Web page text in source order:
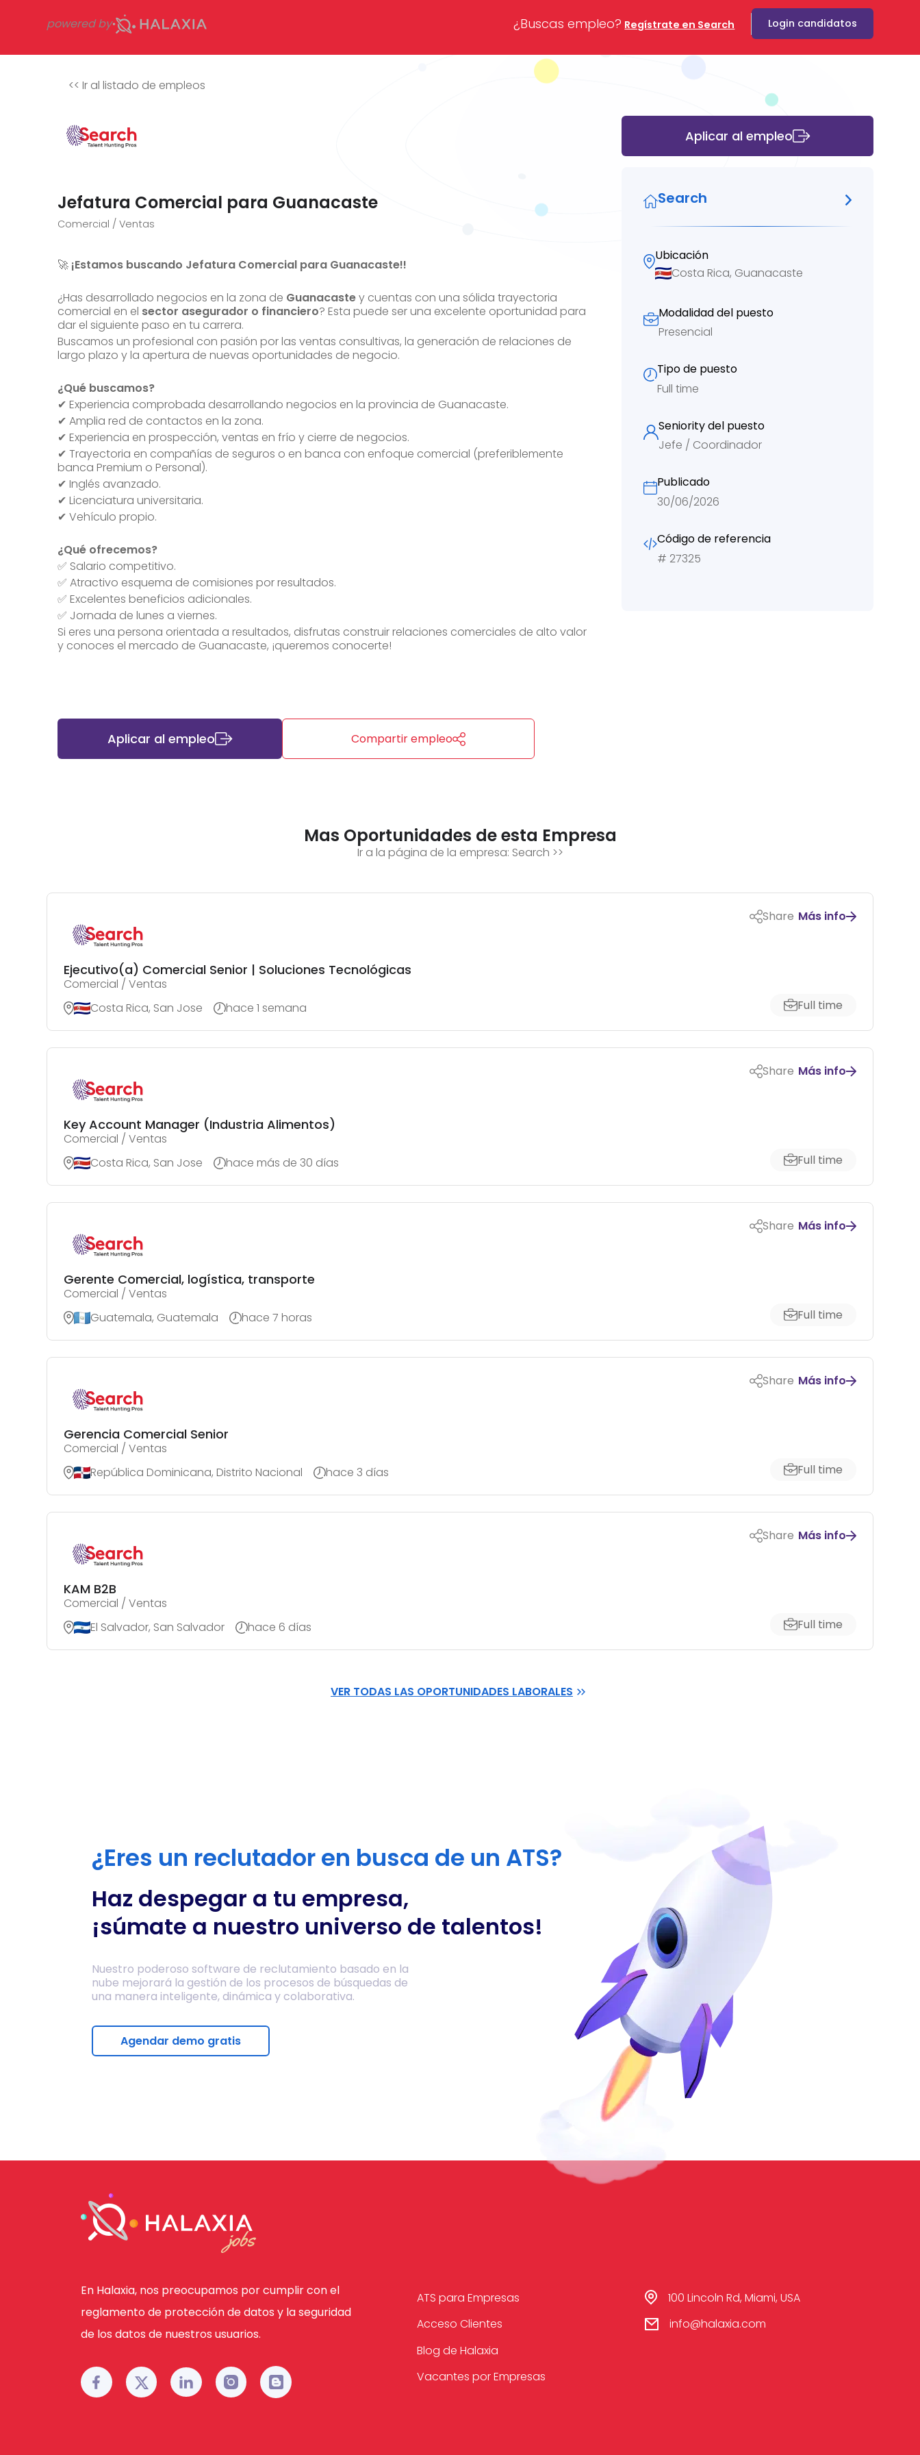
powered by ¿Buscas empleo? Regístrate en Search Login candidatos
<< Ir al listado de empleos
Jefatura Comercial para Guanacaste
Comercial / Ventas
🚀 ¡Estamos buscando Jefatura Comercial para Guanacaste!!
¿Has desarrollado negocios en la zona de Guanacastey cuentas con una sólida trayectoria
comercial en el sector asegurador o financiero? Esta puede ser una excelente oportunidad para
dar el siguiente paso en tu carrera.
Buscamos un profesional con pasión por las ventas consultivas, la generación de relaciones de
largo plazo y la apertura de nuevas oportunidades de negocio.
¿Qué buscamos?
✔ Experiencia comprobada desarrollando negocios en la provincia de Guanacaste.
✔ Amplia red de contactos en la zona.
✔ Experiencia en prospección, ventas en frío y cierre de negocios.
✔ Trayectoria en compañías de seguros o en banca con enfoque comercial (preferiblemente
banca Premium o Personal).
✔ Inglés avanzado.
✔ Licenciatura universitaria.
✔ Vehículo propio.
¿Qué ofrecemos?
✅ Salario competitivo.
✅ Atractivo esquema de comisiones por resultados.
✅ Excelentes beneficios adicionales.
✅ Jornada de lunes a viernes.
Si eres una persona orientada a resultados, disfrutas construir relaciones comerciales de alto valor
y conoces el mercado de Guanacaste, ¡queremos conocerte!
Aplicar al empleo
Search
Ubicación
Costa Rica, Guanacaste
Modalidad del puesto
Presencial
Tipo de puesto
Full time
Seniority del puesto
Jefe / Coordinador
Publicado
30/06/2026
Código de referencia
# 27325
Aplicar al empleo Compartir empleo
Mas Oportunidades de esta Empresa
Ir a la página de la empresa: Search >>
Ejecutivo(a) Comercial Senior | Soluciones Tecnológicas
Comercial / Ventas
Costa Rica, San Jose
hace 1 semana
Share Más info
Full time
Key Account Manager (Industria Alimentos)
Comercial / Ventas
Costa Rica, San Jose
hace más de 30 días
Share Más info
Full time
Gerente Comercial, logística, transporte
Comercial / Ventas
Guatemala, Guatemala
hace 7 horas
Share Más info
Full time
Gerencia Comercial Senior
Comercial / Ventas
República Dominicana, Distrito Nacional
hace 3 días
Share Más info
Full time
KAM B2B
Comercial / Ventas
El Salvador, San Salvador
hace 6 días
Share Más info
Full time
VER TODAS LAS OPORTUNIDADES LABORALES
¿Eres un reclutador en busca de un ATS?
Haz despegar a tu empresa,
¡súmate a nuestro universo de talentos!
Nuestro poderoso software de reclutamiento basado en la
nube mejorará la gestión de los procesos de búsquedas de
una manera inteligente, dinámica y colaborativa.
Agendar demo gratis
En Halaxia, nos preocupamos por cumplir con el
reglamento de protección de datos y la seguridad
de los datos de nuestros usuarios.
ATS para Empresas
Acceso Clientes
Blog de Halaxia
Vacantes por Empresas
100 Lincoln Rd, Miami, USA
info@halaxia.com